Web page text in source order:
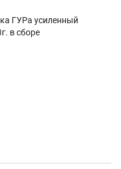
ГУРа усиленный
в сборе